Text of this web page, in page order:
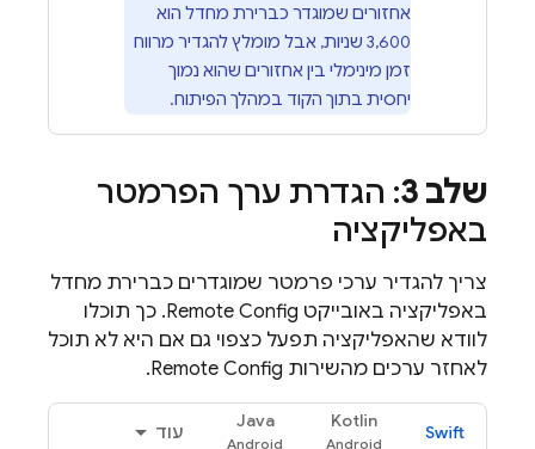
אחזורים שמוגדר כברירת מחדל הוא
3,600 שניות, אבל מומלץ להגדיר מרווח
זמן מינימלי בין אחזורים שהוא נמוך
יחסית בתוך הקוד במהלך הפיתוח.
שלב 3
: הגדרת ערך הפרמטר
באפליקציה
צריך להגדיר ערכי פרמטר שמוגדרים כברירת מחדל
באפליקציה באובייקט Remote Config. כך תוכלו
לוודא שהאפליקציה תפעל כצפוי גם אם היא לא תוכל
לאחזר ערכים מהשירות Remote Config
.
Swift
Kotlin
Java
עוד